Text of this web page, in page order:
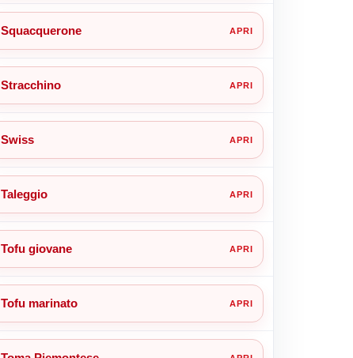
Squacquerone
Stracchino
Swiss
Taleggio
Tofu giovane
Tofu marinato